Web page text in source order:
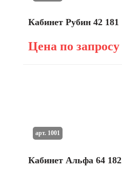
Кабинет Рубин 42 181
Цена по запросу
Кабинет Альфа 64 182
арт. 1001